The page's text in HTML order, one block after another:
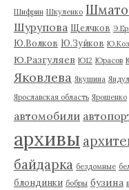
Шифрин Шкуленко
Шурупова Щелчков
Ю.Волков Ю.Зуйков
Ю.Разгуляев Ю12 Юрасов
Яковлева Якушина
Ярославская область Ярошенко
автомобили
архивы
байдарка бездомные
блондинки бобры бузина